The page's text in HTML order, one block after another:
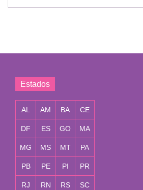
Estados
AL AM BA CE
DF ES GO MA
MG MS MT PA
PB PE PI PR
RJ RN RS SC